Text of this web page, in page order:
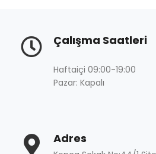
Çalışma Saatleri
Haftaiçi 09:00-19:00
Pazar: Kapalı
Adres